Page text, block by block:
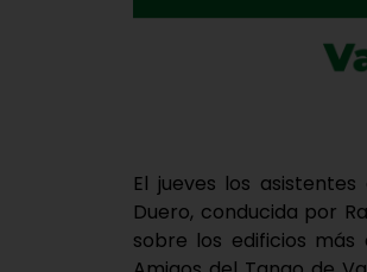
El jueves los
Duero, conducida por
sobre los edificios